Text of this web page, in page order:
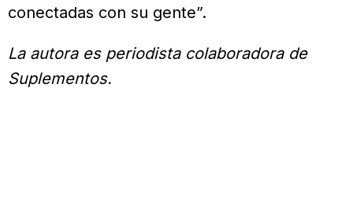
conectadas con su gente”.
La autora es periodista colaboradora de
Suplementos.